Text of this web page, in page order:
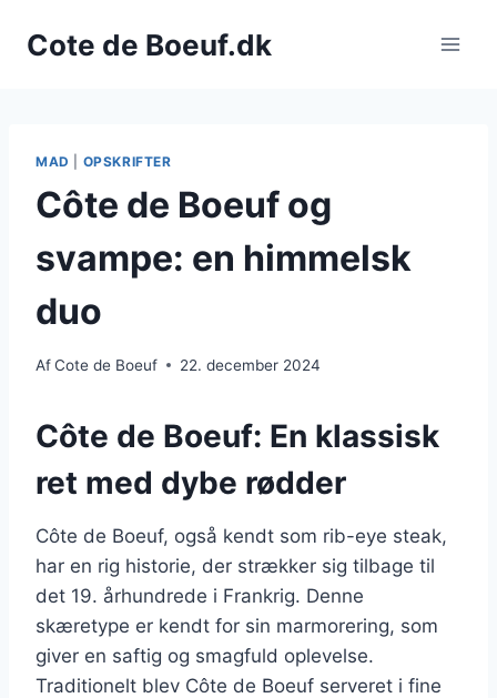
Cote de Boeuf.dk
MAD OPSKRIFTER
Côte de Boeuf og
svampe: en himmelsk
duo
AfCote de Boeuf 22. december 2024
Côte de Boeuf: En klassisk
ret med dybe rødder
Côte de Boeuf, også kendt som rib-eye steak,
har en rig historie, der strækker sig tilbage til
det 19. århundrede i Frankrig. Denne
skæretype er kendt for sin marmorering, som
giver en saftig og smagfuld oplevelse.
Traditionelt blev Côte de Boeuf serveret i fine